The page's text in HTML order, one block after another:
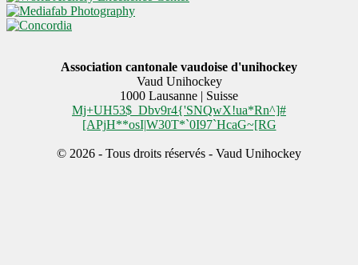
Association cantonale vaudoise d'unihockey
Vaud Unihockey
1000 Lausanne | Suisse
Mj+UH53$_Dbv9r4{'SNQwX!ua*Rn^]#
[APjH**osI|W30T*`0I97`HcaG~[RG
© 2026 - Tous droits réservés - Vaud Unihockey